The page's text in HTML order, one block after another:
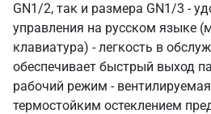
GN1/2, так и размера GN1/3 -
управления на русском языке
клавиатура) - легкость в
обеспечивает быстрый выход
рабочий режим -
термостойким остеклением